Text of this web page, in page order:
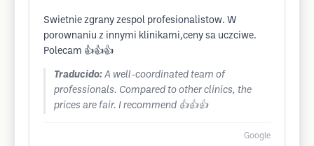
Swietnie zgrany zespol profesionalistow. W
porownaniu z innymi klinikami,ceny sa uczciwe.
Polecam 👍👍👍
Traducido: A well-coordinated team of
professionals. Compared to other clinics, the
prices are fair. I recommend 👍👍👍
Google